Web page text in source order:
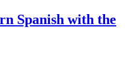
Spanish with the